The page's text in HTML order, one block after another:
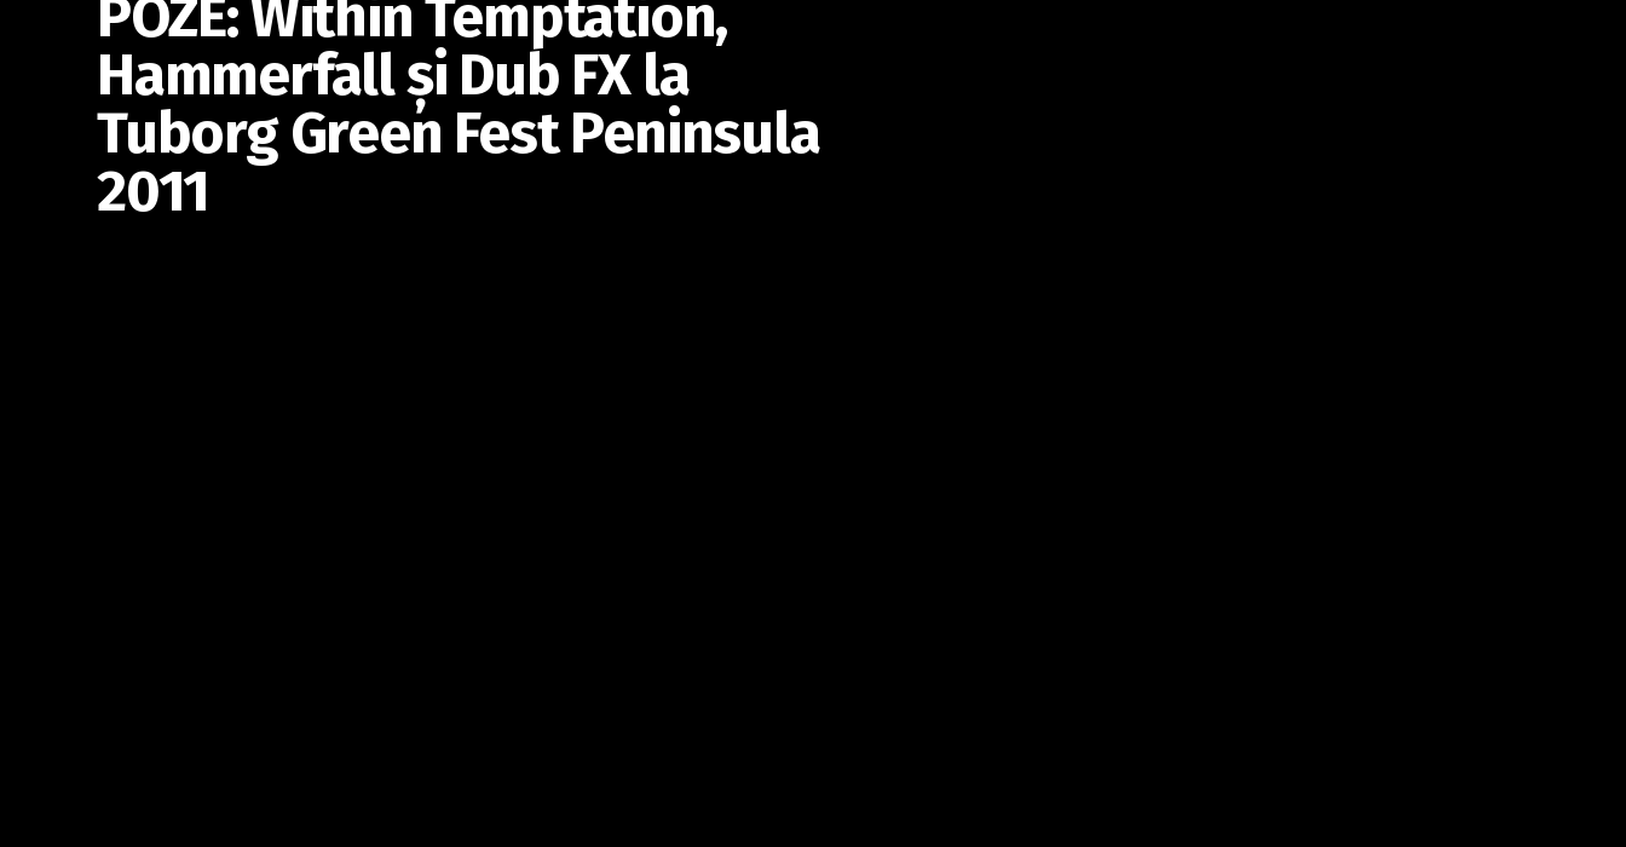
POZE: Within Temptation,
Hammerfall şi Dub FX la
Tuborg Green Fest Peninsula
2011